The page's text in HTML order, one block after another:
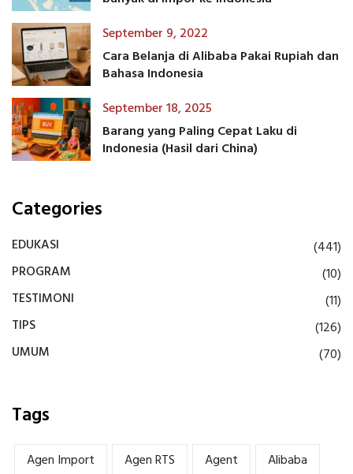
September 9, 2022
Cara Belanja di Alibaba Pakai Rupiah dan
Bahasa Indonesia
September 18, 2025
Barang yang Paling Cepat Laku di
Indonesia (Hasil dari China)
Categories
EDUKASI
(441)
PROGRAM
(10)
TESTIMONI
(11)
TIPS
(126)
UMUM
(70)
Tags
Agen Import Agen RTS Agent
Alibaba